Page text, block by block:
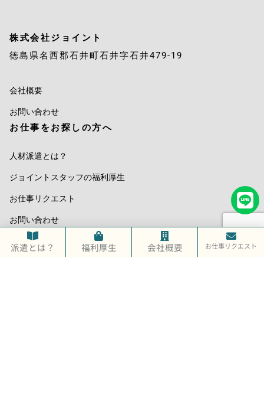
株式会社ジョイント
徳島県名西郡石井町石井字石井479-19
会社概要
お問い合わせ
お仕事をお探しの方へ
人材派遣とは？
ジョイントスタッフの福利厚生
お仕事リクエスト
お問い合わせ
人材をお探しの企業様
派遣とは？ 福利厚生 会社概要 お仕事リクエスト